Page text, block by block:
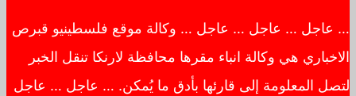
… عاجل … عاجل … عاجل … وكالة موقع فلسطينيو قبرص
الاخباري هي وكالة انباء مقرها محافظة لارنكا تنقل الخبر
لتصل المعلومة إلى قارئها بأدق ما يُمكن. … عاجل … عاجل